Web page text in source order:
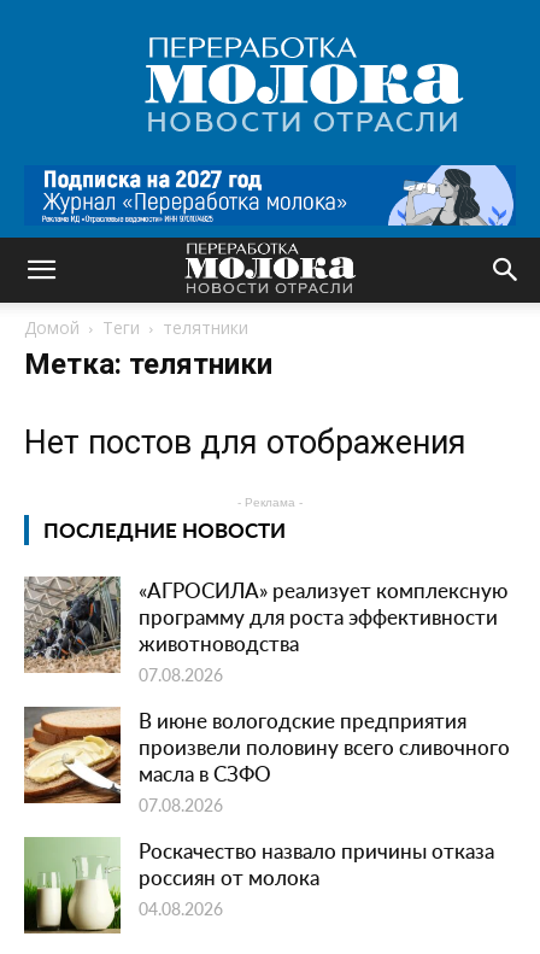
Переработка
молока
|
Новости
Домой Теги телятники
Метка: телятники
Нет постов для отображения
- Реклама -
ПОСЛЕДНИЕ НОВОСТИ
«АГРОСИЛА» реализует комплексную
программу для роста эффективности
животноводства
07.08.2026
В июне вологодские предприятия
произвели половину всего сливочного
масла в СЗФО
07.08.2026
Роскачество назвало причины отказа
россиян от молока
04.08.2026